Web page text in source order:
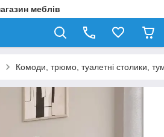
меблів
Комоди, трюмо, туалетні столики,